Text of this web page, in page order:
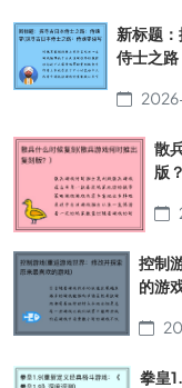
新标题
侍士之
散
版
控制
的游
拳皇